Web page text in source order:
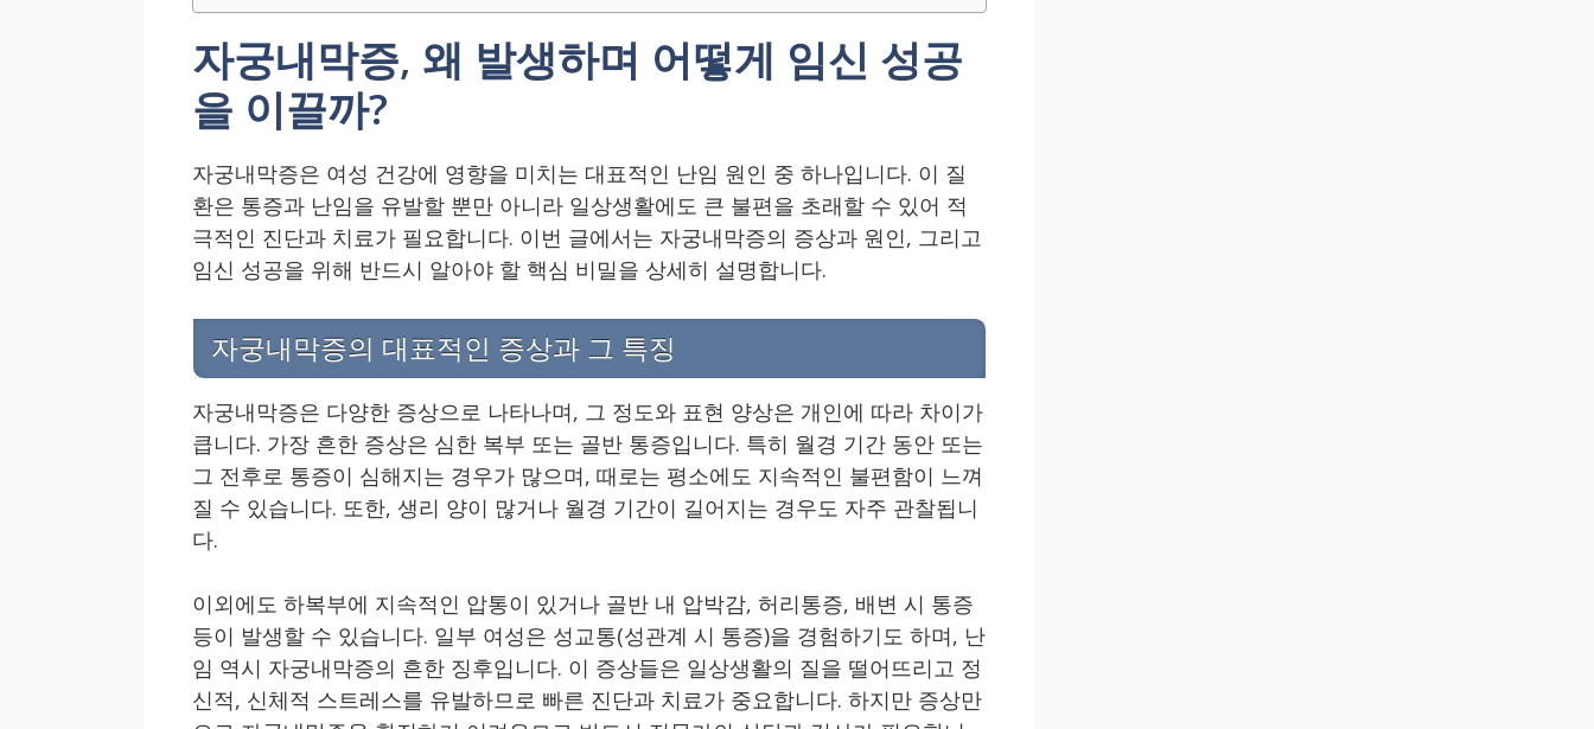
자궁내막증, 왜 발생하며 어떻게 임신 성공
을 이끌까?
자궁내막증은 여성 건강에 영향을 미치는 대표적인 난임 원인 중 하나입니다. 이 질
환은 통증과 난임을 유발할 뿐만 아니라 일상생활에도 큰 불편을 초래할 수 있어 적
극적인 진단과 치료가 필요합니다. 이번 글에서는 자궁내막증의 증상과 원인, 그리고
임신 성공을 위해 반드시 알아야 할 핵심 비밀을 상세히 설명합니다.
자궁내막증의 대표적인 증상과 그 특징
자궁내막증은 다양한 증상으로 나타나며, 그 정도와 표현 양상은 개인에 따라 차이가
큽니다. 가장 흔한 증상은 심한 복부 또는 골반 통증입니다. 특히 월경 기간 동안 또는
그 전후로 통증이 심해지는 경우가 많으며, 때로는 평소에도 지속적인 불편함이 느껴
질 수 있습니다. 또한, 생리 양이 많거나 월경 기간이 길어지는 경우도 자주 관찰됩니
다.
이외에도 하복부에 지속적인 압통이 있거나 골반 내 압박감, 허리통증, 배변 시 통증
등이 발생할 수 있습니다. 일부 여성은 성교통(성관계 시 통증)을 경험하기도 하며, 난
임 역시 자궁내막증의 흔한 징후입니다. 이 증상들은 일상생활의 질을 떨어뜨리고 정
신적, 신체적 스트레스를 유발하므로 빠른 진단과 치료가 중요합니다. 하지만 증상만